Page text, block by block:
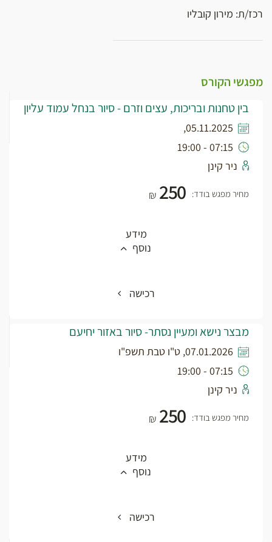
רכז/ת: מירון קובליו
מפגשי הקורס
בין טחנות ובריכות, עצים וזרם - סיור בנחל עמוד עליון
05.11.2025,
07:15 - 19:00
ניר קינן
מחיר מפגש בודד: ₪ 250
מידע
נוסף
רכישה
מבצר נישא ומעיין נסתר- סיור באזור יחיעם
07.01.2026, ט"ו טבת תשפ"ו
07:15 - 19:00
ניר קינן
מחיר מפגש בודד: ₪ 250
מידע
נוסף
רכישה